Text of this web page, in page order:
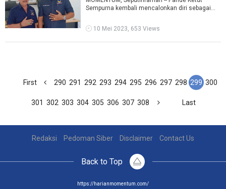
Sempurna kembali mencalonkan diri sebagai
10 Mei 2023, 653 Views
First 290 291 292 293 294 295 296 297 298 299 300
301 302 303 304 305 306 307 308 Last
Redaksi Pedoman Siber Disclaimer Contact Us
Back to Top
https://harianmomentum.com/